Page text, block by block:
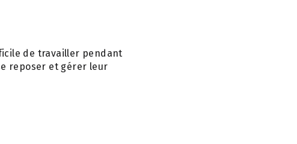
de travailler pendant
reposer et gérer leur